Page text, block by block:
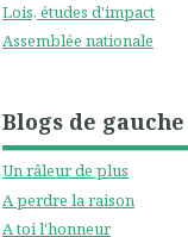
Lois, études d'impact
Assemblée nationale
Blogs de
Un râleur de plus
A perdre la raison
A toi l'honneur